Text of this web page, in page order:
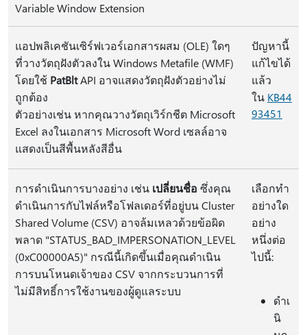
Variable Window Extension
แอปพลิเคชันเซิร์ฟเวอร์เอกสารผสม (OLE) ใดๆ
ที่วางวัตถุฝังตัวลงใน Windows Metafile (WMF)
โดยใช้ PatBltAPI อาจแสดงวัตถุฝังตัวอย่างไม่
ถูกต้อง
ตัวอย่างเช่น หากคุณวางวัตถุเวิร์กชีต Microsoft
Excel ลงในเอกสาร Microsoft Word เซลล์อาจ
แสดงเป็นสีพื้นหลังสีอื่น
ปัญหานี้
แก้ไขได้
แล้ว
ใน KB44
93451
การดำเนินการบางอย่าง เช่น เปลี่ยนชื่อ ซึ่งคุณ
ดำเนินการกับไฟล์หรือโฟลเดอร์ที่อยู่บน Cluster
Shared Volume (CSV) อาจล้มเหลวด้วยข้อผิด
พลาด "STATUS_BAD_IMPERSONATION_LEVEL
(0xC00000A5)" กรณีนี้เกิดขึ้นเมื่อคุณดำเนิน
การบนโหนดเจ้าของ CSV จากกระบวนการที่
ไม่มีสิทธิ์การใช้งานของผู้ดูแลระบบ
เลือกทำ
อย่างใด
อย่าง
หนึ่งต่อ
ไปนี้:
ดำเ
นิ